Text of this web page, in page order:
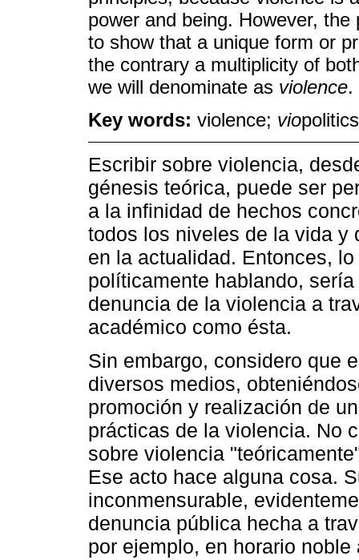
power and being. However,
to show that a unique form or
the contrary a multiplicity of
we will denominate as violence.
Key words: violence; vio
Escribir sobre violencia,
génesis teórica, puede ser
a la infinidad de hechos
todos los niveles de la vida y
en la actualidad. Entonces,
políticamente hablando,
denuncia de la violencia a
académico como ésta.
Sin embargo, considero que
diversos medios,
promoción y realización de
prácticas de la violencia. No
sobre violencia
Ese acto hace alguna cosa.
inconmensurable,
denuncia pública hecha a
por ejemplo, en horario